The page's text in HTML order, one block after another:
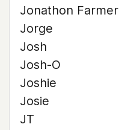
Jonathon Farmer
Jorge
Josh
Josh-O
Joshie
Josie
JT